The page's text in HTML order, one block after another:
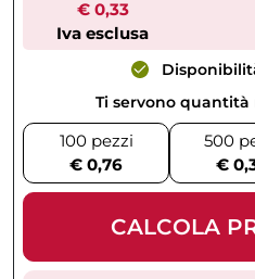
€ 0,33
Iva esclusa
Ti servono
100 pezzi
€ 0,76
500
€
CALCOLA